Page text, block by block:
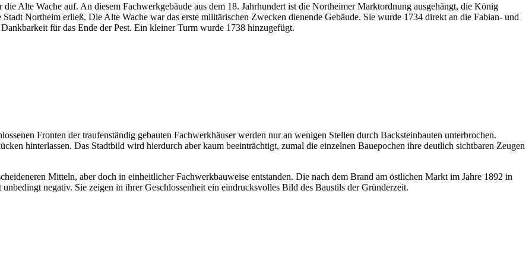
Alte Wache auf. An diesem Fachwerkgebäude aus dem 18. Jahrhundert ist die Northeimer Marktordnung ausgehängt, die König
Northeim erließ. Die Alte Wache war das erste militärischen Zwecken dienende Gebäude. Sie wurde 1734 direkt an die Fabian- und
für das Ende der Pest. Ein kleiner Turm wurde 1738 hinzugefügt.
Fronten der traufenständig gebauten Fachwerkhäuser werden nur an wenigen Stellen durch Backsteinbauten unterbrochen.
hinterlassen. Das Stadtbild wird hierdurch aber kaum beeinträchtigt, zumal die einzelnen Bauepochen ihre deutlich sichtbaren Zeugen
Mitteln, aber doch in einheitlicher Fachwerkbauweise entstanden. Die nach dem Brand am östlichen Markt im Jahre 1892 in
negativ. Sie zeigen in ihrer Geschlossenheit ein eindrucksvolles Bild des Baustils der Gründerzeit.